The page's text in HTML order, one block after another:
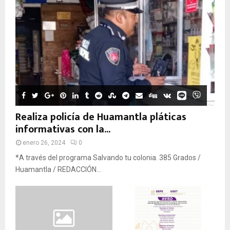
Realiza policía de Huamantla pláticas
informativas con la...
enero 26, 2024 0
*A través del programa Salvando tu colonia. 385 Grados /
Huamantla / REDACCIÓN...